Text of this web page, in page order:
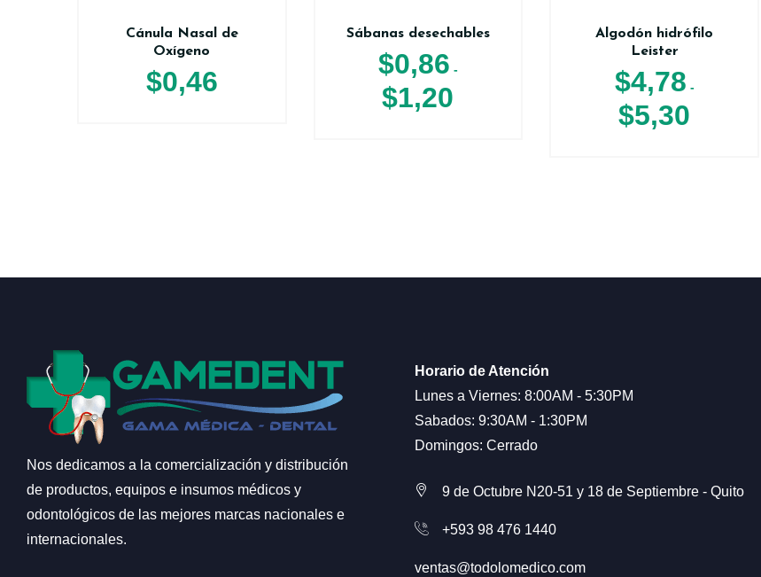
Cánula Nasal de
Oxígeno
$0,46
Sábanas desechables
$0,86 -
$1,20
Algodón hidrófilo
Leister
$4,78 -
$5,30
Nos dedicamos a la comercialización y distribución
de productos, equipos e insumos médicos y
odontológicos de las mejores marcas nacionales e
internacionales.
Horario de Atención
Lunes a Viernes: 8:00AM - 5:30PM
Sabados: 9:30AM - 1:30PM
Domingos: Cerrado
9 de Octubre N20-51 y 18 de Septiembre - Quito
+593 98 476 1440
ventas@todolomedico.com